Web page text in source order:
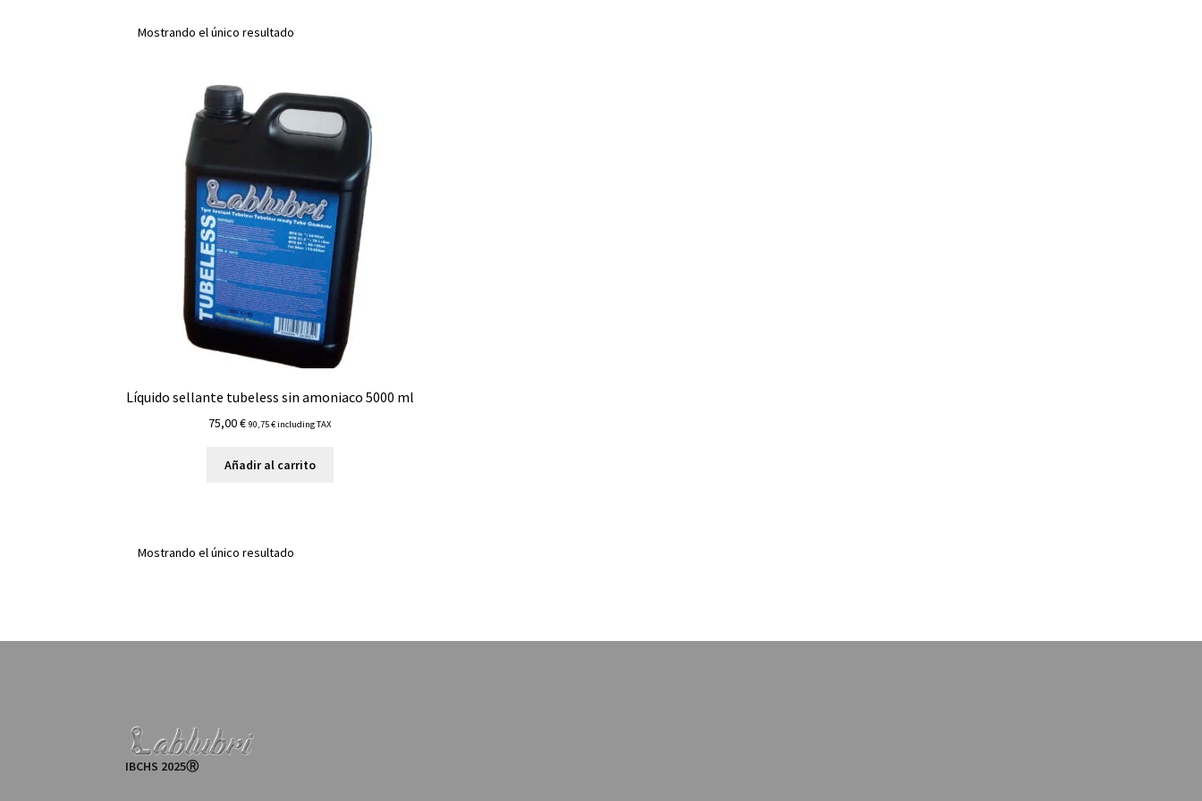
Mostrando el único resultado
Líquido sellante tubeless sin amoniaco 5000 ml
75,00€ 90,75€including TAX
Añadir al carrito
Mostrando el único resultado
IBCHS 2025Ⓡ